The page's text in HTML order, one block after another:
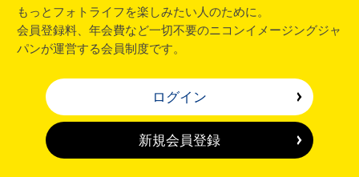
もっとフォトライフを楽しみたい人のために。
会員登録料、年会費など一切不要のニコンイメージングジャ
パンが運営する会員制度です。
ログイン
新規会員登録